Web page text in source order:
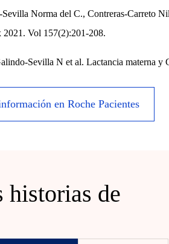
Norma del C., Contreras-Carreto
2021. Vol 157(2):201-208.
Sevilla N et al. Lactancia materna
en Roche Pacientes
historias de